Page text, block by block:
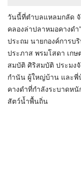
วันนี้ที่ตำบลแหลมกลัด จั
คลองล่าปลาหมอคางดำ
ประถม นายกองค์การบ
ประภาส พรมโสดา เก
สมบัติ ศิริสมบัติ ประมง
กำนัน ผู้ใหญ่บ้าน และพี่
คางดำที่กำลังระบาดห
สัตว์น้ำพื้นถิ่น